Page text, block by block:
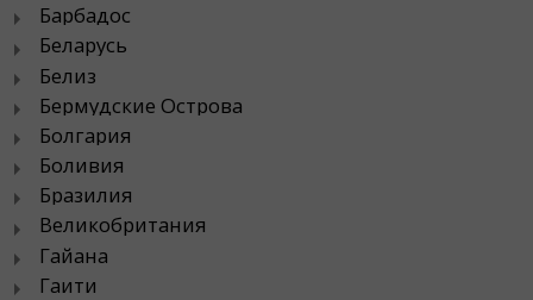
Барбадос
Беларусь
Белиз
Бермудские Острова
Болгария
Боливия
Бразилия
Великобритания
Гайана
Гаити